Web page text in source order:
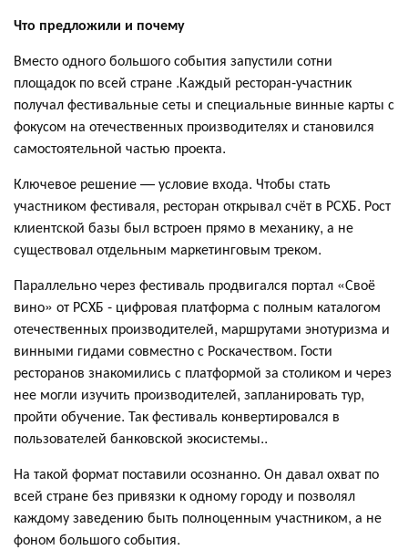
Что предложили и почему
Вместо одного большого события запустили сотни
площадок по всей стране .Каждый ресторан-участник
получал фестивальные сеты и специальные винные карты с
фокусом на отечественных производителях и становился
самостоятельной частью проекта.
Ключевое решение — условие входа. Чтобы стать
участником фестиваля, ресторан открывал счёт в РСХБ. Рост
клиентской базы был встроен прямо в механику, а не
существовал отдельным маркетинговым треком.
Параллельно через фестиваль продвигался портал «Своё
вино» от РСХБ - цифровая платформа с полным каталогом
отечественных производителей, маршрутами энотуризма и
винными гидами совместно с Роскачеством. Гости
ресторанов знакомились с платформой за столиком и через
нее могли изучить производителей, запланировать тур,
пройти обучение. Так фестиваль конвертировался в
пользователей банковской экосистемы..
На такой формат поставили осознанно. Он давал охват по
всей стране без привязки к одному городу и позволял
каждому заведению быть полноценным участником, а не
фоном большого события.